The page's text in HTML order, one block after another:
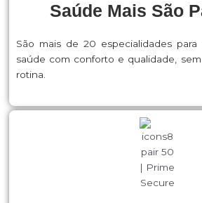
Saúde Mais São
São mais de 20 especialidades
saúde com conforto e qualidade,
rotina.